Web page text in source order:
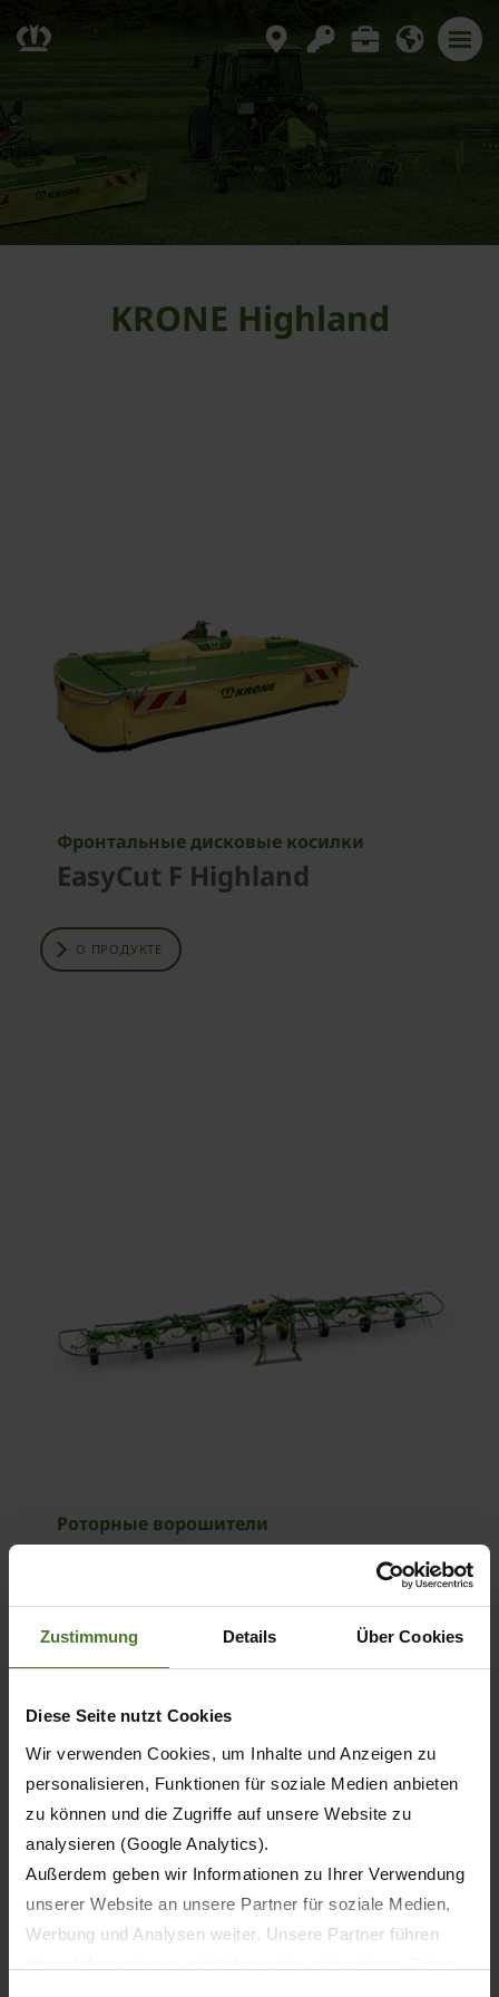
Zustimmung Details Über Cookies
Diese Seite nutzt Cookies
Wir verwenden Cookies, um Inhalte und Anzeigen zu
personalisieren, Funktionen für soziale Medien anbieten
zu können und die Zugriffe auf unsere Website zu
analysieren (Google Analytics).
Außerdem geben wir Informationen zu Ihrer Verwendung
unserer Website an unsere Partner für soziale Medien,
Werbung und Analysen weiter. Unsere Partner führen
KRONE Highland
Фронтальные дисковые косилки
EasyCut F Highland
О ПРОДУКТЕ
Роторные ворошители
Vendro Highland
О ПРОДУКТЕ